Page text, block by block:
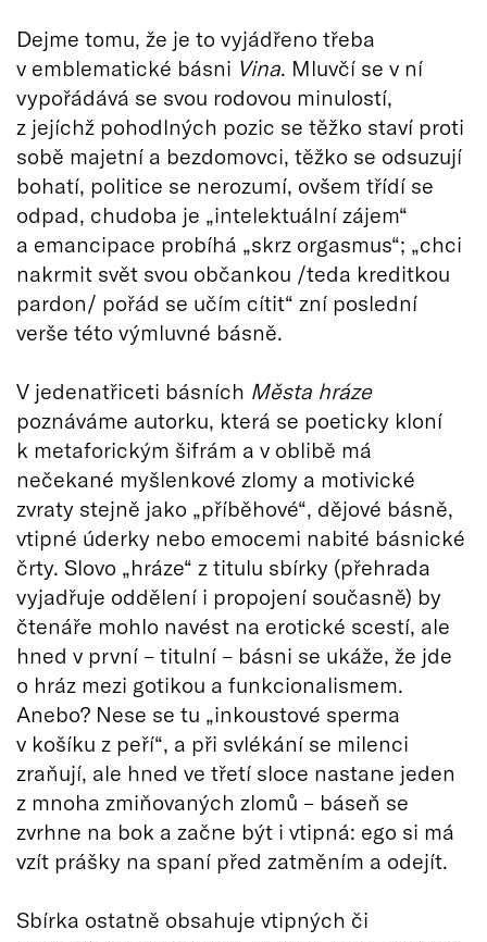
Dejme tomu, že je to vyjádřeno třeba
v emblematické básni Vina. Mluvčí se v ní
vypořádává se svou rodovou minulostí,
z jejíchž pohodlných pozic se těžko staví proti
sobě majetní a bezdomovci, těžko se odsuzují
bohatí, politice se nerozumí, ovšem třídí se
odpad, chudoba je „intelektuální zájem“
a emancipace probíhá „skrz orgasmus“; „chci
nakrmit svět svou občankou /teda kreditkou
pardon/ pořád se učím cítit“ zní poslední
verše této výmluvné básně.
V jedenatřiceti básních Města hráze
poznáváme autorku, která se poeticky kloní
k metaforickým šifrám a v oblibě má
nečekané myšlenkové zlomy a motivické
zvraty stejně jako „příběhové“, dějové básně,
vtipné úderky nebo emocemi nabité básnické
črty. Slovo „hráze“ z titulu sbírky (přehrada
vyjadřuje oddělení i propojení současně) by
čtenáře mohlo navést na erotické scestí, ale
hned v první – titulní – básni se ukáže, že jde
o hráz mezi gotikou a funkcionalismem.
Anebo? Nese se tu „inkoustové sperma
v košíku z peří“, a při svlékání se milenci
zraňují, ale hned ve třetí sloce nastane jeden
z mnoha zmiňovaných zlomů – báseň se
zvrhne na bok a začne být i vtipná: ego si má
vzít prášky na spaní před zatměním a odejít.
Sbírka ostatně obsahuje vtipných či